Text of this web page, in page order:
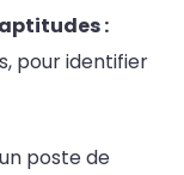
:
pour identifier
poste de